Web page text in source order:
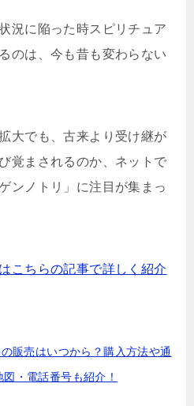
況に陥った時スピリチュア
のは、今も昔も変わらない
大でも、古来より受け継が
覚まされるのか、ネットで
ンノトリ」に注目が集まっ
こちらの記事で詳しく紹介
販売はいつから？購入方法や通
・電話番号も紹介！